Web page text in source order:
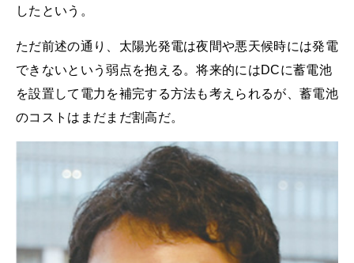
したという。
ただ前述の通り、太陽光発電は夜間や悪天候時には発電
できないという弱点を抱える。将来的にはDCに蓄電池
を設置して電力を補完する方法も考えられるが、蓄電池
のコストはまだまだ割高だ。